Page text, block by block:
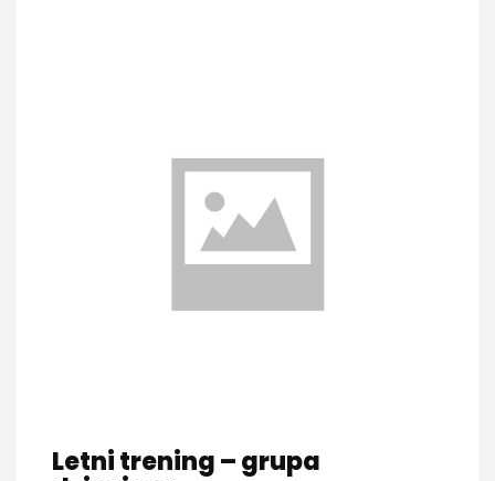
Letni trening – grupa